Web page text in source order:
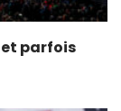
parfois